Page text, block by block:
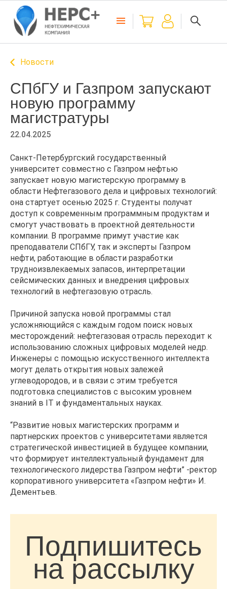
Новости
СПбГУ и Газпром запускают
новую программу
магистратуры
22.04.2025
Санкт-Петербургский государственный
университет совместно с Газпром нефтью
запускает новую магистерскую программу в
области Нефтегазового дела и цифровых технологий:
она стартует осенью 2025 г. Студенты получат
доступ к современным программным продуктам и
смогут участвовать в проектной деятельности
компании. В программе примут участие как
преподаватели СПбГУ, так и эксперты Газпром
нефти, работающие в области разработки
трудноизвлекаемых запасов, интерпретации
сейсмических данных и внедрения цифровых
технологий в нефтегазовую отрасль.
Причиной запуска новой программы стал
усложняющийся с каждым годом поиск новых
месторождений: нефтегазовая отрасль переходит к
использованию сложных цифровых моделей недр.
Инженеры с помощью искусственного интеллекта
могут делать открытия новых залежей
углеводородов, и в связи с этим требуется
подготовка специалистов с высоким уровнем
знаний в IT и фундаментальных науках.
“Развитие новых магистерских программ и
партнерских проектов с университетами является
стратегической инвестицией в будущее компании,
что формирует интеллектуальный фундамент для
технологического лидерства Газпром нефти” -ректор
корпоративного университета «Газпром нефти» И.
Дементьев.
Подпишитесь
на рассылку